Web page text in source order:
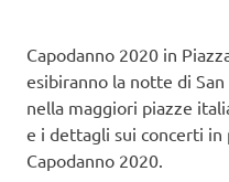
Capodanno 2020 in
esibiranno la notte di
nella maggiori piazze
e i dettagli sui concerti in
Capodanno 2020.